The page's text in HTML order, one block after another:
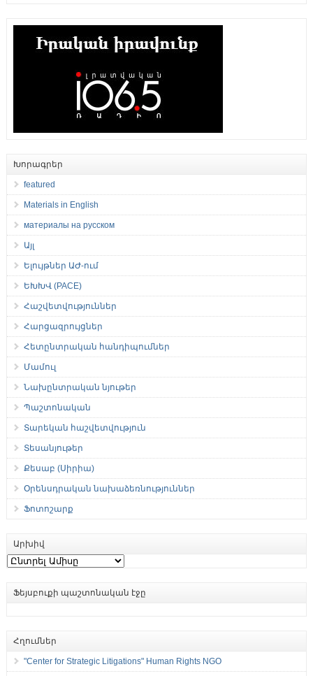
Խորագրեր
featured
Materials in English
материалы на русском
Այլ
Ելույթներ ԱԺ-ում
ԵԽԽՎ (PACE)
Հաշվետվություններ
Հարցազրույցներ
Հետընտրական հանդիպումներ
Մամուլ
Նախընտրական նյութեր
Պաշտոնական
Տարեկան հաշվետվություն
Տեսանյութեր
Քեսաբ (Սիրիա)
Օրենսդրական նախաձեռնություններ
Ֆոտոշարք
Արխիվ
Արխիվ
Ֆեյսբուքի պաշտոնական էջը
Հղումներ
"Center for Strategic Litigations" Human Rights NGO